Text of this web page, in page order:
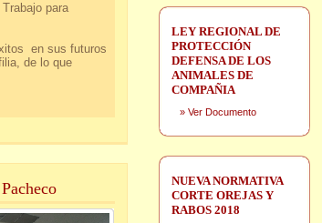
para
en sus futuros
de lo que
LEY REGIONAL DE
PROTECCIÓN
DEFENSA DE LOS
ANIMALES DE
COMPAÑIA
» Ver Documento
NUEVA NORMATIVA
CORTE OREJAS Y
RABOS 2018